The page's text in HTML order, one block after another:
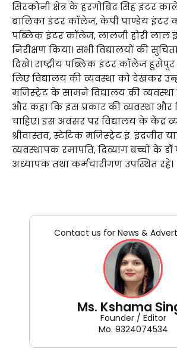
सिरकोनी क्षेत्र के हरगोबिंद सिंह इंटर
बालिका इंटर कॉलेज, केपी पाण्डेय इंटर
पब्लिक इंटर कॉलेज, लालजी होरी लाल
निरीक्षण किया। सभी विद्यालयों की
दिखे। राष्ट्रीय पब्लिक इंटर कॉलेज
लिए विद्यालय की व्यवस्था को देखकर
मजिस्ट्रेट के सामने विद्यालय की
और कहा कि इस प्रकार की व्यवस्था और
चाहिए। इस अवसर पर विद्यालय के केंद्र
श्रीवास्तव, स्टेटिक मजिस्ट्रेट इं. इंद्रजीत
व्यवस्थापक रमापति, दिव्यांग बच्चों के डॉ
अध्यापक तथा कर्मचारीगण उपस्थित रहे।
Contact us for News &
Ms. Kshama
Founder / Editor
Mo. 9324074534